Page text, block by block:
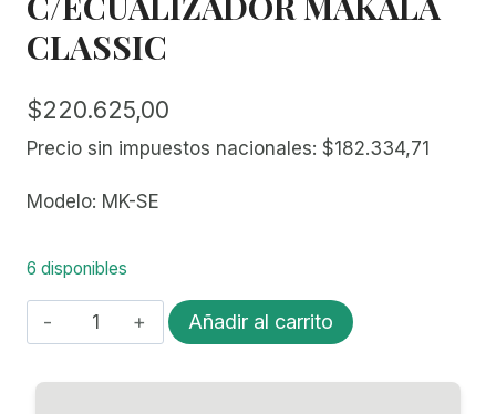
CLASSIC
$220.625,00
Precio sin impuestos nacionales: $182.334,71
Modelo: MK-SE
6 disponibles
UKELELE
SOPRANO
Añadir al carrito